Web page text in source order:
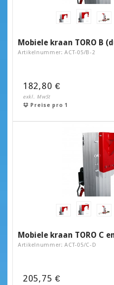
Mobiele kraan TORO B
Artikelnummer: ACT-05/B-2
182,80 €
exkl. MwSt
Preise pro 1
Mobiele kraan TORO C
Artikelnummer: ACT-05/C-D
205,75 €